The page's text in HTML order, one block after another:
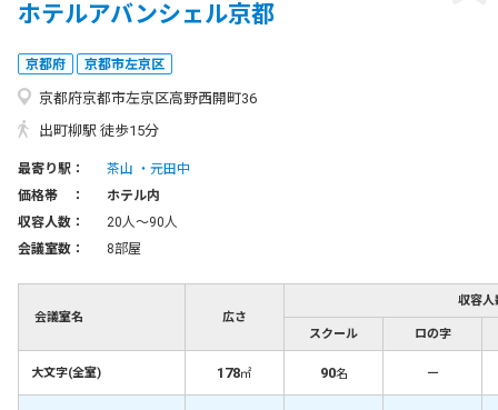
ホテルアバンシェル京都
京都府 京都市左京区
京都府京都市左京区高野西開町36
出町柳駅 徒歩15分
最寄り駅： 茶山
元田中
価格帯 ：
ホテル内
収容人数：
20人〜90人
会議室数：
8部屋
会議室名 広さ
収容人
スクール ロの字
大文字(全室) 178㎡ 90名 －